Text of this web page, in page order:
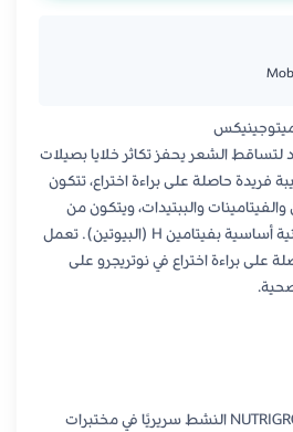
لتساقط الشعر يحفز تكاثر خلايا بصيلات
فريدة حاصلة على براءة اختراع، تتكون
والببتيدات، ويتكون من
خلال ربط ثلاثة أحماض أمينية أساسية بفيتامين H (البيوتين). تعمل
على براءة اختراع في نوتريجرو على
تم اختبار فعالية مركب NUTRIGROW النشط سريريًا في مختبرات